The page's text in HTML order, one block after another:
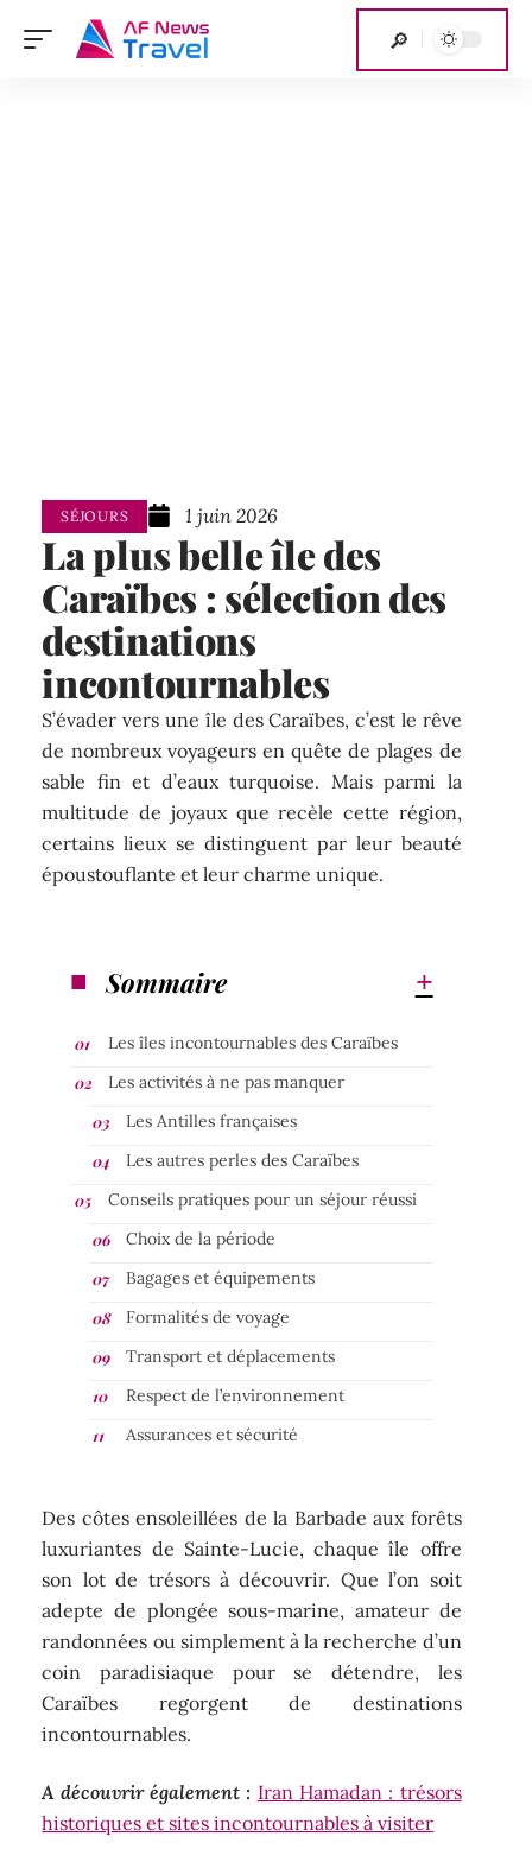
SÉJOURS 1 juin 2026
La plus belle île des
Caraïbes : sélection des
destinations
incontournables
S’évader vers une île des Caraïbes, c’est le rêve
de nombreux voyageurs en quête de plages de
sable fin et d’eaux turquoise. Mais parmi la
multitude de joyaux que recèle cette région,
certains lieux se distinguent par leur beauté
époustouflante et leur charme unique.
Sommaire
Les îles incontournables des Caraïbes
Les activités à ne pas manquer
Les Antilles françaises
Les autres perles des Caraïbes
Conseils pratiques pour un séjour réussi
Choix de la période
Bagages et équipements
Formalités de voyage
Transport et déplacements
Respect de l’environnement
Assurances et sécurité
Des côtes ensoleillées de la Barbade aux forêts
luxuriantes de Sainte-Lucie, chaque île offre
son lot de trésors à découvrir. Que l’on soit
adepte de plongée sous-marine, amateur de
randonnées ou simplement à la recherche d’un
coin paradisiaque pour se détendre, les
Caraïbes regorgent de destinations
incontournables.
A découvrir également : Iran Hamadan : trésors
historiques et sites incontournables à visiter